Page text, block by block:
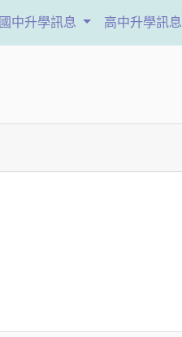
國中升學訊息 高中升學訊息